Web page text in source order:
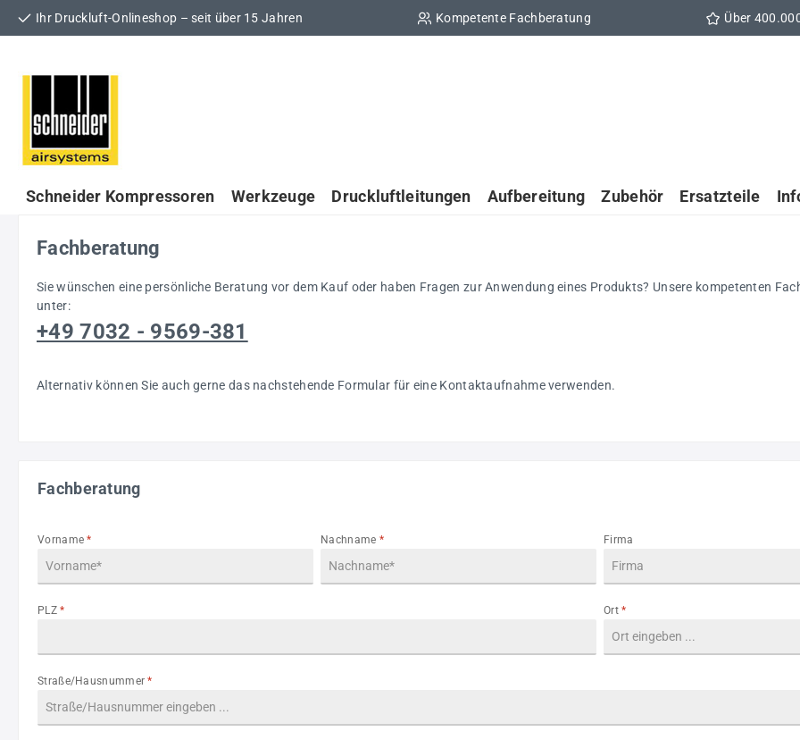
Hauptinhalt springen
Zur Suche springen
Zur Hauptnavigation springen
Ihr Druckluft-Onlineshop – seit über 15 Jahren Kompetente Fachberatung Über
Schneider Kompressoren Werkzeuge Druckluftleitungen Aufbereitung Zubehör Ersatzteile
Fachberatung
Sie wünschen eine persönliche Beratung vor dem Kauf oder haben Fragen zur Anwendung eines Produkts? Unsere kompetenten
unter:
+49 7032 - 9569-381
Alternativ können Sie auch gerne das nachstehende Formular für eine Kontaktaufnahme verwenden.
Fachberatung
Vorname* Nachname * Firma
PLZ* Ort*
Straße/Hausnummer*